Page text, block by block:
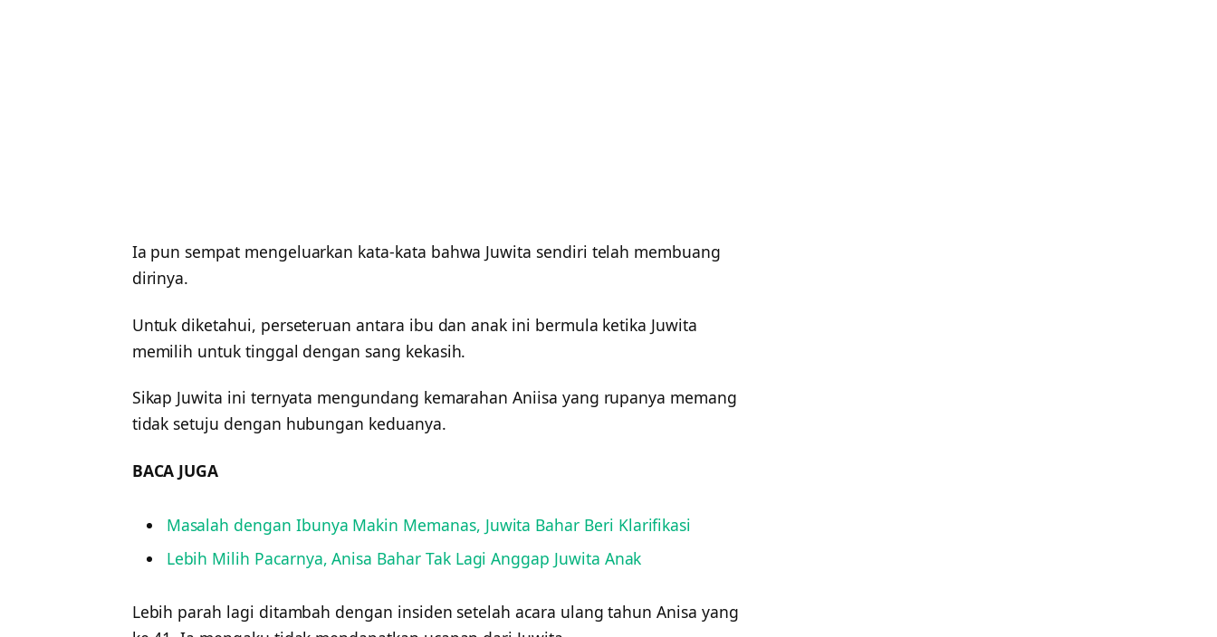
Ia pun sempat mengeluarkan kata-kata bahwa Juwita sendiri telah membuang
dirinya.
Untuk diketahui, perseteruan antara ibu dan anak ini bermula ketika Juwita
memilih untuk tinggal dengan sang kekasih.
Sikap Juwita ini ternyata mengundang kemarahan Aniisa yang rupanya memang
tidak setuju dengan hubungan keduanya.
BACA JUGA
Masalah dengan Ibunya Makin Memanas, Juwita Bahar Beri Klarifikasi
Lebih Milih Pacarnya, Anisa Bahar Tak Lagi Anggap Juwita Anak
Lebih parah lagi ditambah dengan insiden setelah acara ulang tahun Anisa yang